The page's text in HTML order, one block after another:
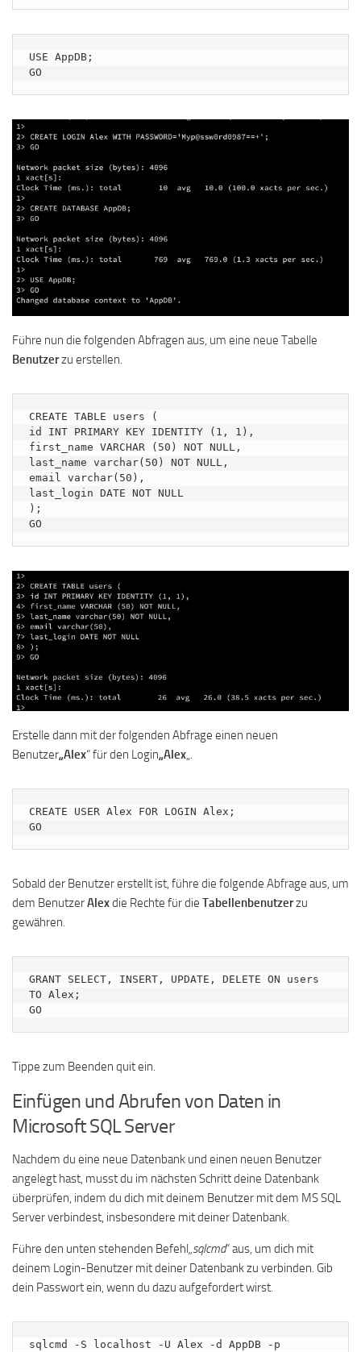
USE AppDB;
GO
Führe nun die folgenden Abfragen aus, um eine neue Tabelle
Benutzerzu erstellen.
CREATE TABLE users (
id INT PRIMARY KEY IDENTITY (1, 1),
first_name VARCHAR (50) NOT NULL,
last_name varchar(50) NOT NULL,
email varchar(50),
last_login DATE NOT NULL
);
GO
Erstelle dann mit der folgenden Abfrage einen neuen
Benutzer„Alex“ für den Login„Alex„.
CREATE USER Alex FOR LOGIN Alex;
GO
Sobald der Benutzer erstellt ist, führe die folgende Abfrage aus, um
dem BenutzerAlexdie Rechte für die Tabellenbenutzerzu
gewähren.
GRANT SELECT, INSERT, UPDATE, DELETE ON users
TO Alex;
GO
Tippe zum Beenden quit ein.
Einfügen und Abrufen von Daten in
Microsoft SQL Server
Nachdem du eine neue Datenbank und einen neuen Benutzer
angelegt hast, musst du im nächsten Schritt deine Datenbank
überprüfen, indem du dich mit deinem Benutzer mit dem MS SQL
Server verbindest, insbesondere mit deiner Datenbank.
Führe den unten stehenden Befehl „sqlcmd“ aus, um dich mit
deinem Login-Benutzer mit deiner Datenbank zu verbinden. Gib
dein Passwort ein, wenn du dazu aufgefordert wirst.
sqlcmd -S localhost -U Alex -d AppDB -p